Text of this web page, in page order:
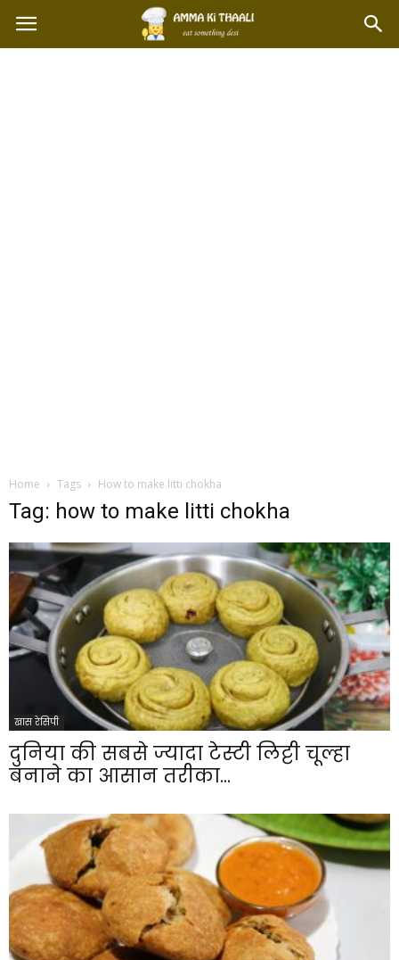
Home Tags How to make litti chokha
Tag: how to make litti chokha
खास रेसिपी
दुनिया की सबसे ज्यादा टेस्टी लिट्टी चूल्हा
बनाने का आसान तरीका...